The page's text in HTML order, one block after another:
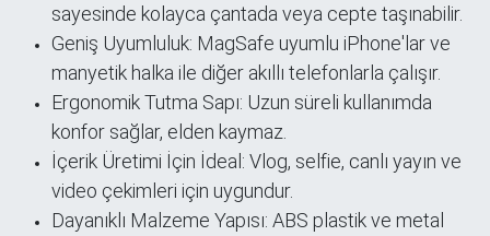
sayesinde kolayca çantada veya cepte taşınabilir.
Geniş Uyumluluk: MagSafe uyumlu iPhone'lar ve
manyetik halka ile diğer akıllı telefonlarla çalışır.
Ergonomik Tutma Sapı: Uzun süreli kullanımda
konfor sağlar, elden kaymaz.
İçerik Üretimi İçin İdeal: Vlog, selfie, canlı yayın ve
video çekimleri için uygundur.
Dayanıklı Malzeme Yapısı: ABS plastik ve metal